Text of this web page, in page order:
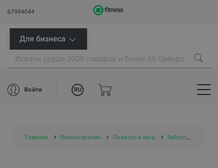
67994044
Для бизнеса
Войти RU
Главная Физиотерапия Пилатес и йога Reformer Extension Upgrade – SPX Max®